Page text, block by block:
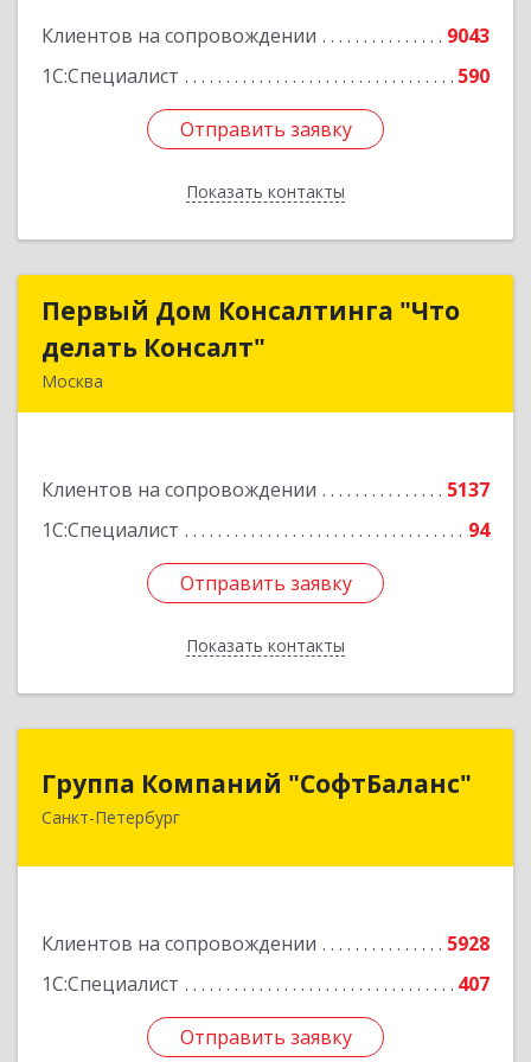
Клиентов на сопровождении
9043
1С:Специалист
590
Отправить заявку
Показать контакты
Отправить заявку
Назад
Первый Дом Консалтинга "Что
делать Консалт"
Москва
Клиентов на сопровождении
5137
1С:Специалист
94
Отправить заявку
Показать контакты
Первый Дом Консалтинга "Что
Отправить заявку
Назад
Группа Компаний "СофтБаланс"
Санкт-Петербург
Клиентов на сопровождении
5928
1С:Специалист
407
Отправить заявку
Группа Компаний "СофтБаланс"
195112, Санкт-Петербург г, Заневский пр-кт,
Отправить заявку